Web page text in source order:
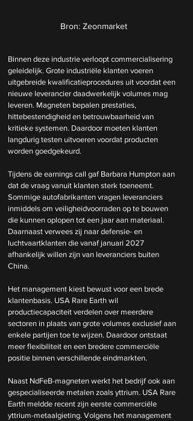
Bron: Zeonmarket
Binnen deze industrie verloopt commercialisering
geleidelijk. Grote industriële klanten voeren
uitgebreide kwalificatieprocedures uit voordat een
nieuwe leverancier daadwerkelijk volumes mag
leveren. Magneten bepalen prestaties,
hittebestendigheid en betrouwbaarheid van
kritieke systemen. Daardoor moeten klanten
langdurig testen uitvoeren voordat producten
worden goedgekeurd.
Tijdens de earnings call gaf Barbara Humpton aan
dat de vraag vanuit klanten sterk toeneemt.
Sommige autofabrikanten vragen leveranciers
inmiddels om veiligheidvoorraden op te bouwen
die kunnen oplopen tot een jaar aan materiaal.
Daarnaast verwees zij naar defensie- en
luchtvaartklanten die vanaf januari 2027
afhankelijk willen zijn van leveranciers buiten
China.
Het management kiest bewust voor een brede
klantenbasis. USA Rare Earth wil
productiecapaciteit verdelen over meerdere
sectoren in plaats van grote volumes exclusief aan
enkele partijen toe te wijzen. Daardoor ontstaat
meer flexibiliteit en een bredere commerciële
positie binnen verschillende eindmarkten.
Naast NdFeB-magneten werkt het bedrijf ook aan
gespecialiseerde metalen zoals yttrium. USA Rare
Earth meldde recent zijn eerste commerciële
yttrium-metaalgieting. Volgens het management